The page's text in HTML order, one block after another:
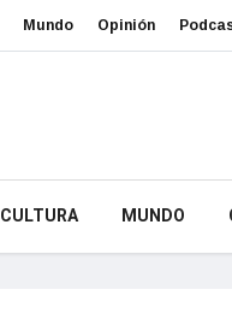
Mundo Opinión
CULTURA MUNDO